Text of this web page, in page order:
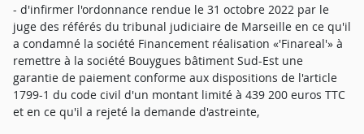
- d'infirmer l'ordonnance rendue le 31 octobre 2022 par le
juge des référés du tribunal judiciaire de Marseille en ce qu'il
a condamné la société Financement réalisation «'Finareal'» à
remettre à la société Bouygues bâtiment Sud-Est une
garantie de paiement conforme aux dispositions de l'article
1799-1 du code civil d'un montant limité à 439 200 euros TTC
et en ce qu'il a rejeté la demande d'astreinte,